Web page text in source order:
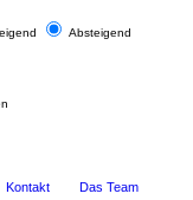
Absteigend
Das Team
Kontakt